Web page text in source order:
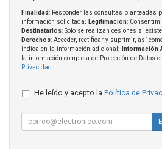
Finalidad: Responder las consultas planteadas
información solicitada; Legitimación:
Destinatarios: Solo se realizan cesiones si
Derechos: Acceder, rectificar y suprimir, así
indica en la información adicional;
Información
la información completa de Protección de Datos
Privacidad
He leído y acepto la Política de